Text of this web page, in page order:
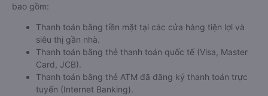
bao gồm:
Thanh toán bằng tiền mặt tại các cửa hàng tiện lợi và
siêu thị gần nhà.
Thanh toán bằng thẻ thanh toán quốc tế (Visa, Master
Card, JCB).
Thanh toán bằng thẻ ATM đã đăng ký thanh toán trực
tuyến (Internet Banking).